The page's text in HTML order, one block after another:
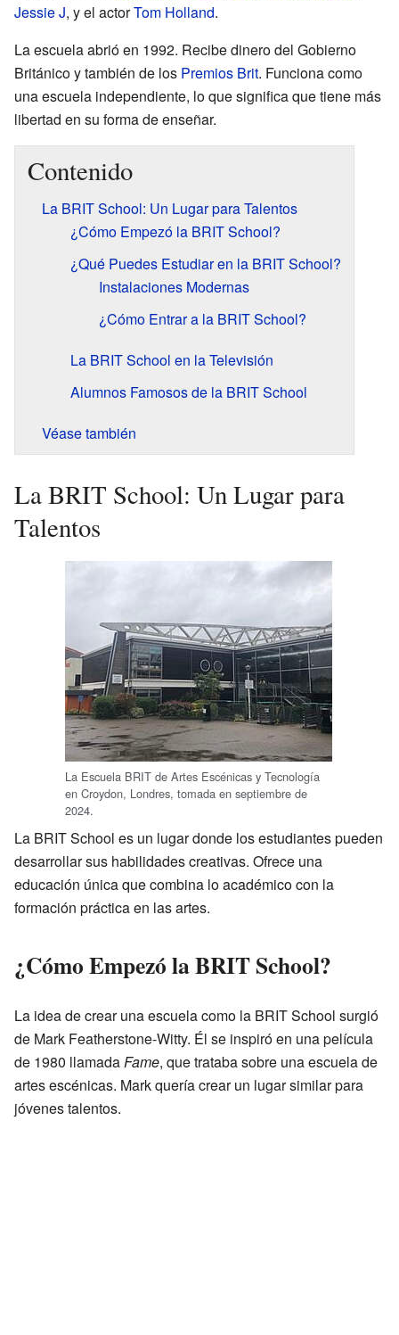
Jessie J, y el actorTom Holland.
La escuela abrió en 1992. Recibe dinero del Gobierno
Británico y también de los Premios Brit. Funciona como
una escuela independiente, lo que significa que tiene más
libertad en su forma de enseñar.
Contenido
La BRIT School: Un Lugar para Talentos
¿Cómo Empezó la BRIT School?
¿Qué Puedes Estudiar en la BRIT School?
Instalaciones Modernas
¿Cómo Entrar a la BRIT School?
La BRIT School en la Televisión
Alumnos Famosos de la BRIT School
Véase también
La BRIT School: Un Lugar para
Talentos
La Escuela BRIT de Artes Escénicas y Tecnología
en Croydon, Londres, tomada en septiembre de
2024.
La BRIT School es un lugar donde los estudiantes pueden
desarrollar sus habilidades creativas. Ofrece una
educación única que combina lo académico con la
formación práctica en las artes.
¿Cómo Empezó la BRIT School?
La idea de crear una escuela como la BRIT School surgió
de Mark Featherstone-Witty. Él se inspiró en una película
de 1980 llamadaFame, que trataba sobre una escuela de
artes escénicas. Mark quería crear un lugar similar para
jóvenes talentos.